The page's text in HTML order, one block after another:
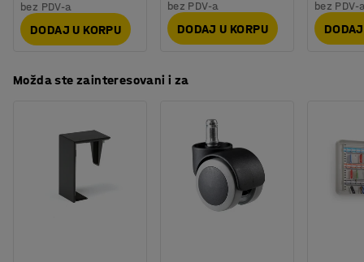
bez PDV-a
DODAJ U KORPU
bez PDV-a
DODAJ U KORPU
bez PDV-
Možda ste zainteresovani i za